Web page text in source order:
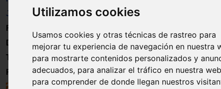
Utilizamos cookies
Usamos cookies y otras técnicas de rastreo para
mejorar tu experiencia de navegación en nuestra
para mostrarte contenidos personalizados y
adecuados, para analizar el tráfico en nuestra
para comprender de donde llegan nuestros
Juguetes
Formación
Directorio
Trabajo
Registro